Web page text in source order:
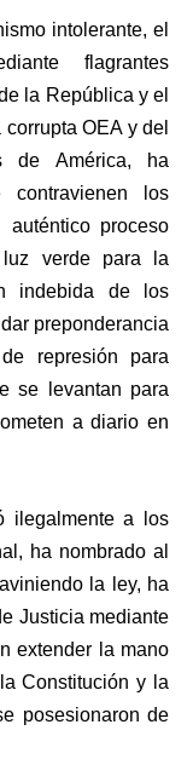
intolerante, el
flagrantes
la República y el
OEA y del
de América, ha
contravienen los
proceso
verde para la
indebida de los
preponderancia
represión para
se levantan para
a diario en
ilegalmente a los
ha nombrado al
la ley, ha
Justicia mediante
extender la mano
Constitución y la
posesionaron de